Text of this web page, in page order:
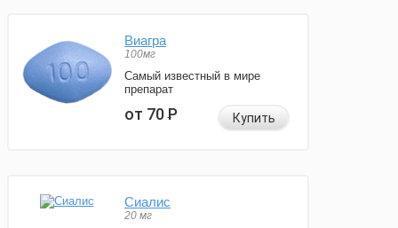
Виагра
100мг
Самый известный в мире
препарат
от 70Р Купить
Сиалис
20 мг